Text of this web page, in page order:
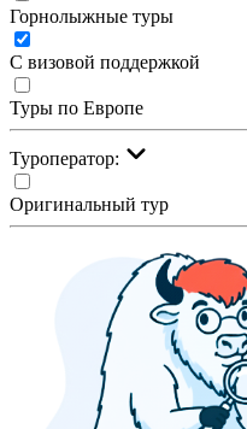
Горнолыжные туры
С визовой поддержкой
Туры по Европе
Туроператор:
Оригинальный тур